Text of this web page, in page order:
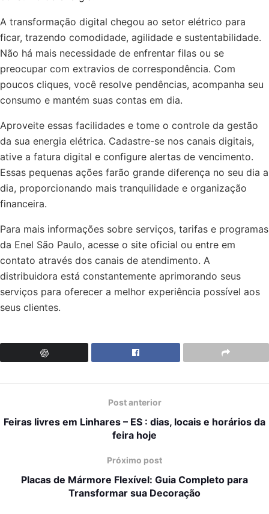
A transformação digital chegou ao setor elétrico para
ficar, trazendo comodidade, agilidade e sustentabilidade.
Não há mais necessidade de enfrentar filas ou se
preocupar com extravios de correspondência. Com
poucos cliques, você resolve pendências, acompanha seu
consumo e mantém suas contas em dia.
Aproveite essas facilidades e tome o controle da gestão
da sua energia elétrica. Cadastre-se nos canais digitais,
ative a fatura digital e configure alertas de vencimento.
Essas pequenas ações farão grande diferença no seu dia a
dia, proporcionando mais tranquilidade e organização
financeira.
Para mais informações sobre serviços, tarifas e programas
da Enel São Paulo, acesse o site oficial ou entre em
contato através dos canais de atendimento. A
distribuidora está constantemente aprimorando seus
serviços para oferecer a melhor experiência possível aos
seus clientes.
Post anterior
Feiras livres em Linhares – ES : dias, locais e horários da
feira hoje
Próximo post
Placas de Mármore Flexível: Guia Completo para
Transformar sua Decoração